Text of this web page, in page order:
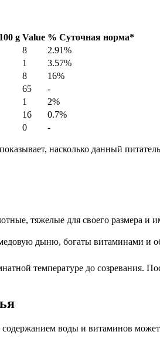
100 g Value % Суточная норма*
8
2.91%
1
3.57%
8
16%
65
-
1
2%
16
0.7%
0 -
насколько данный
тяжелые для своего размера и
дыню, богаты витаминами и
температуре до созревания.
воды и витаминов